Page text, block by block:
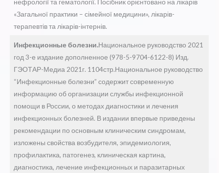
нефрології та гематології. Посібник орієнтовано на лікарів
«Загальної практики – сімейної медицини», лікарів-
терапевтів та лікарів-інтернів.
Инфекционные болезни.Национальное руководство 2021
год 3-е издание дополненное (978-5-9704-6122-8) Изд.
ГЭОТАР-Медиа 2021г. 1104стр.Национальное руководство
“Инфекционные болезни” содержит современную
информацию об организации службы инфекционной
помощи в России, о методах диагностики и лечения
инфекционных болезней. В издании впервые приведены
рекомендации по основным клиническим синдромам,
изложены свойства возбудителя, эпидемиология,
профилактика, патогенез, клиническая картина,
диагностика, лечение инфекционных и паразитарных